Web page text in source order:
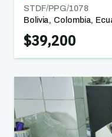
STDF/PPG/1078
Bolivia, Colombia,
$39,200